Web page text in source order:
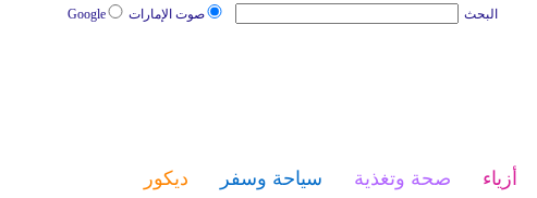
صوت الإمارات Google البحث
أزياء صحة وتغذية سياحة وسفر
ديكور